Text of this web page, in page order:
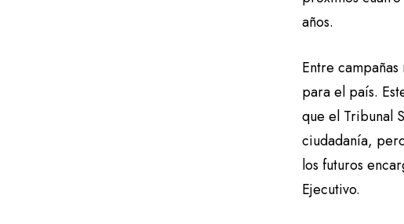
años.
Entre
para el país.
que el Tribunal
ciudadanía,
los futuros
Ejecutivo.